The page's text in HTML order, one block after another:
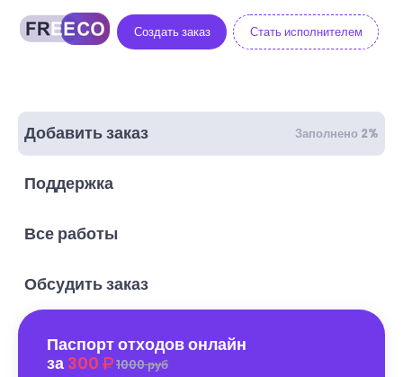
Создать заказ Стать исполнителем
Добавить заказ Заполнено 2%
Поддержка
Все работы
Обсудить заказ
Паспорт отходов онлайн
за 300 1000 руб